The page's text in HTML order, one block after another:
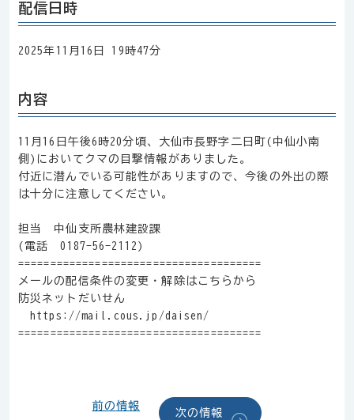
配信日時
2025年11月16日 19時47分
内容
11月16日午後6時20分頃、大仙市長野字二日町(中仙小南
側)においてクマの目撃情報がありました。
付近に潜んでいる可能性がありますので、今後の外出の際
は十分に注意してください。
担当 中仙支所農林建設課
(電話 0187-56-2112)
======================================
メールの配信条件の変更・解除はこちらから
防災ネットだいせん
https://mail.cous.jp/daisen/
======================================
前の情報
次の情報